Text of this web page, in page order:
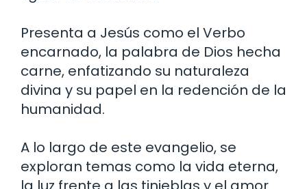
Presenta a Jesús como el Verbo
encarnado, la palabra de Dios hecha
carne, enfatizando su naturaleza
divina y su papel en la redención de la
humanidad.
A lo largo de este evangelio, se
exploran temas como la vida eterna,